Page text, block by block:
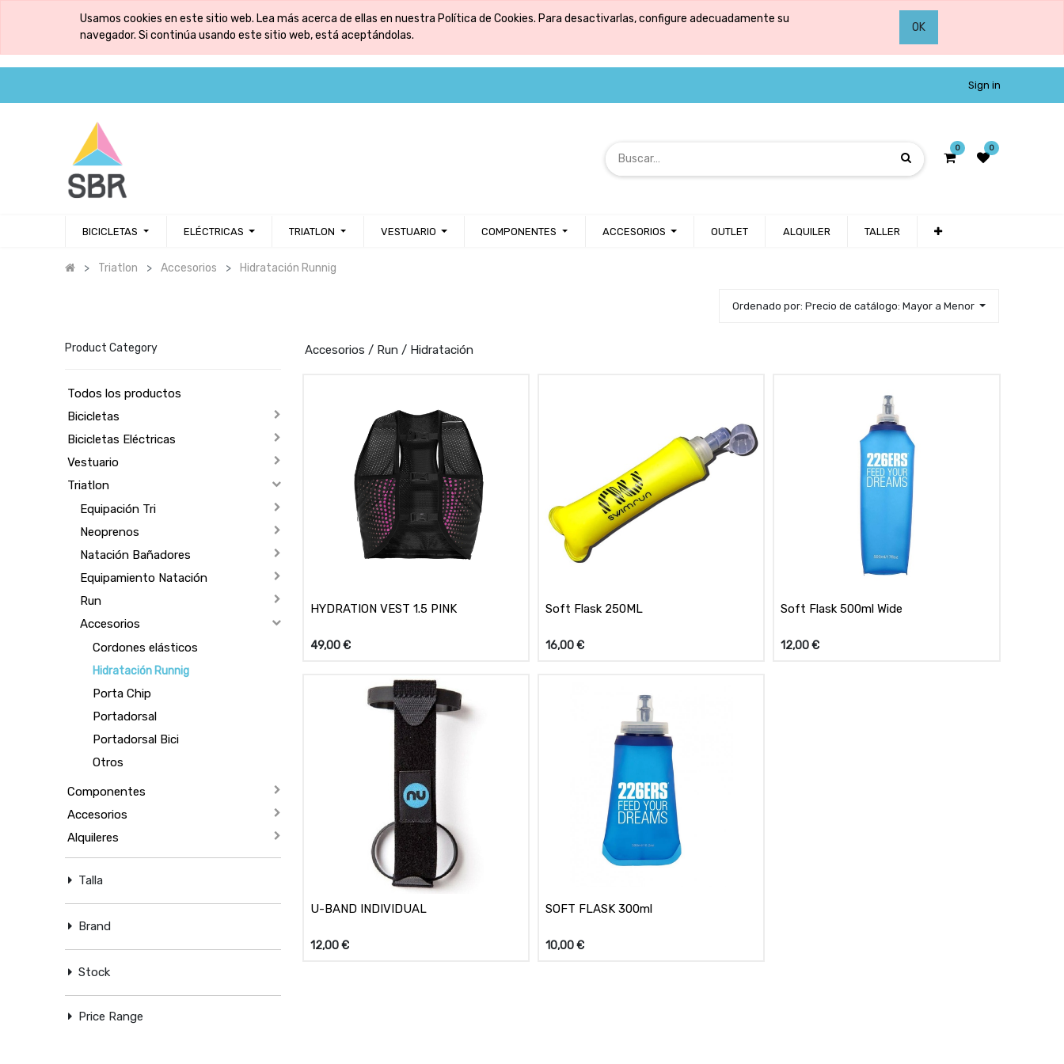
Usamos cookies en este sitio web. Lea más acerca de ellas en nuestra Política de Cookies. Para desactivarlas, configure adecuadamente su
navegador. Si continúa usando este sitio web, está aceptándolas.
OK
Sign in
0 0
BICICLETAS ELÉCTRICAS TRIATLON VESTUARIO COMPONENTES ACCESORIOS OUTLET ALQUILER TALLER
Triatlon Accesorios Hidratación Runnig
Ordenado por: Precio de catálogo: Mayor a Menor
Product Category
Todos los productos
Bicicletas
Bicicletas Eléctricas
Vestuario
Triatlon
Equipación Tri
Neoprenos
Natación Bañadores
Equipamiento Natación
Run
Accesorios
Cordones elásticos
Hidratación Runnig
Porta Chip
Portadorsal
Portadorsal Bici
Otros
Componentes
Accesorios
Alquileres
Talla
Brand
Stock
Price Range
Accesorios / Run / Hidratación
HYDRATION VEST 1.5 PINK
49,00€
Soft Flask 250ML
16,00€
Soft Flask 500ml Wide
12,00€
U-BAND INDIVIDUAL
12,00€
SOFT FLASK 300ml
10,00€